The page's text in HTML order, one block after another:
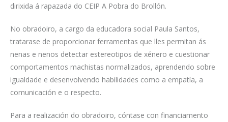
dirixida á rapazada do CEIP A Pobra do Brollón.
No obradoiro, a cargo da educadora social Paula Santos,
tratarase de proporcionar ferramentas que lles permitan ás
nenas e nenos detectar estereotipos de xénero e cuestionar
comportamentos machistas normalizados, aprendendo sobre
igualdade e desenvolvendo habilidades como a empatía, a
comunicación e o respecto.
Para a realización do obradoiro, cóntase con financiamento